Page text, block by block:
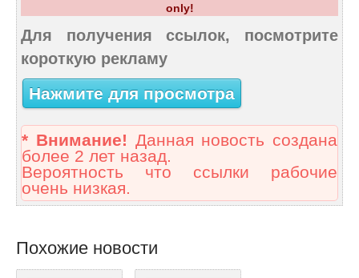
only!
Для получения ссылок, посмотрите
короткую рекламу
Нажмите для просмотра
* Внимание! Данная новость создана
более 2 лет назад.
Вероятность что ссылки рабочие
очень низкая.
Похожие новости